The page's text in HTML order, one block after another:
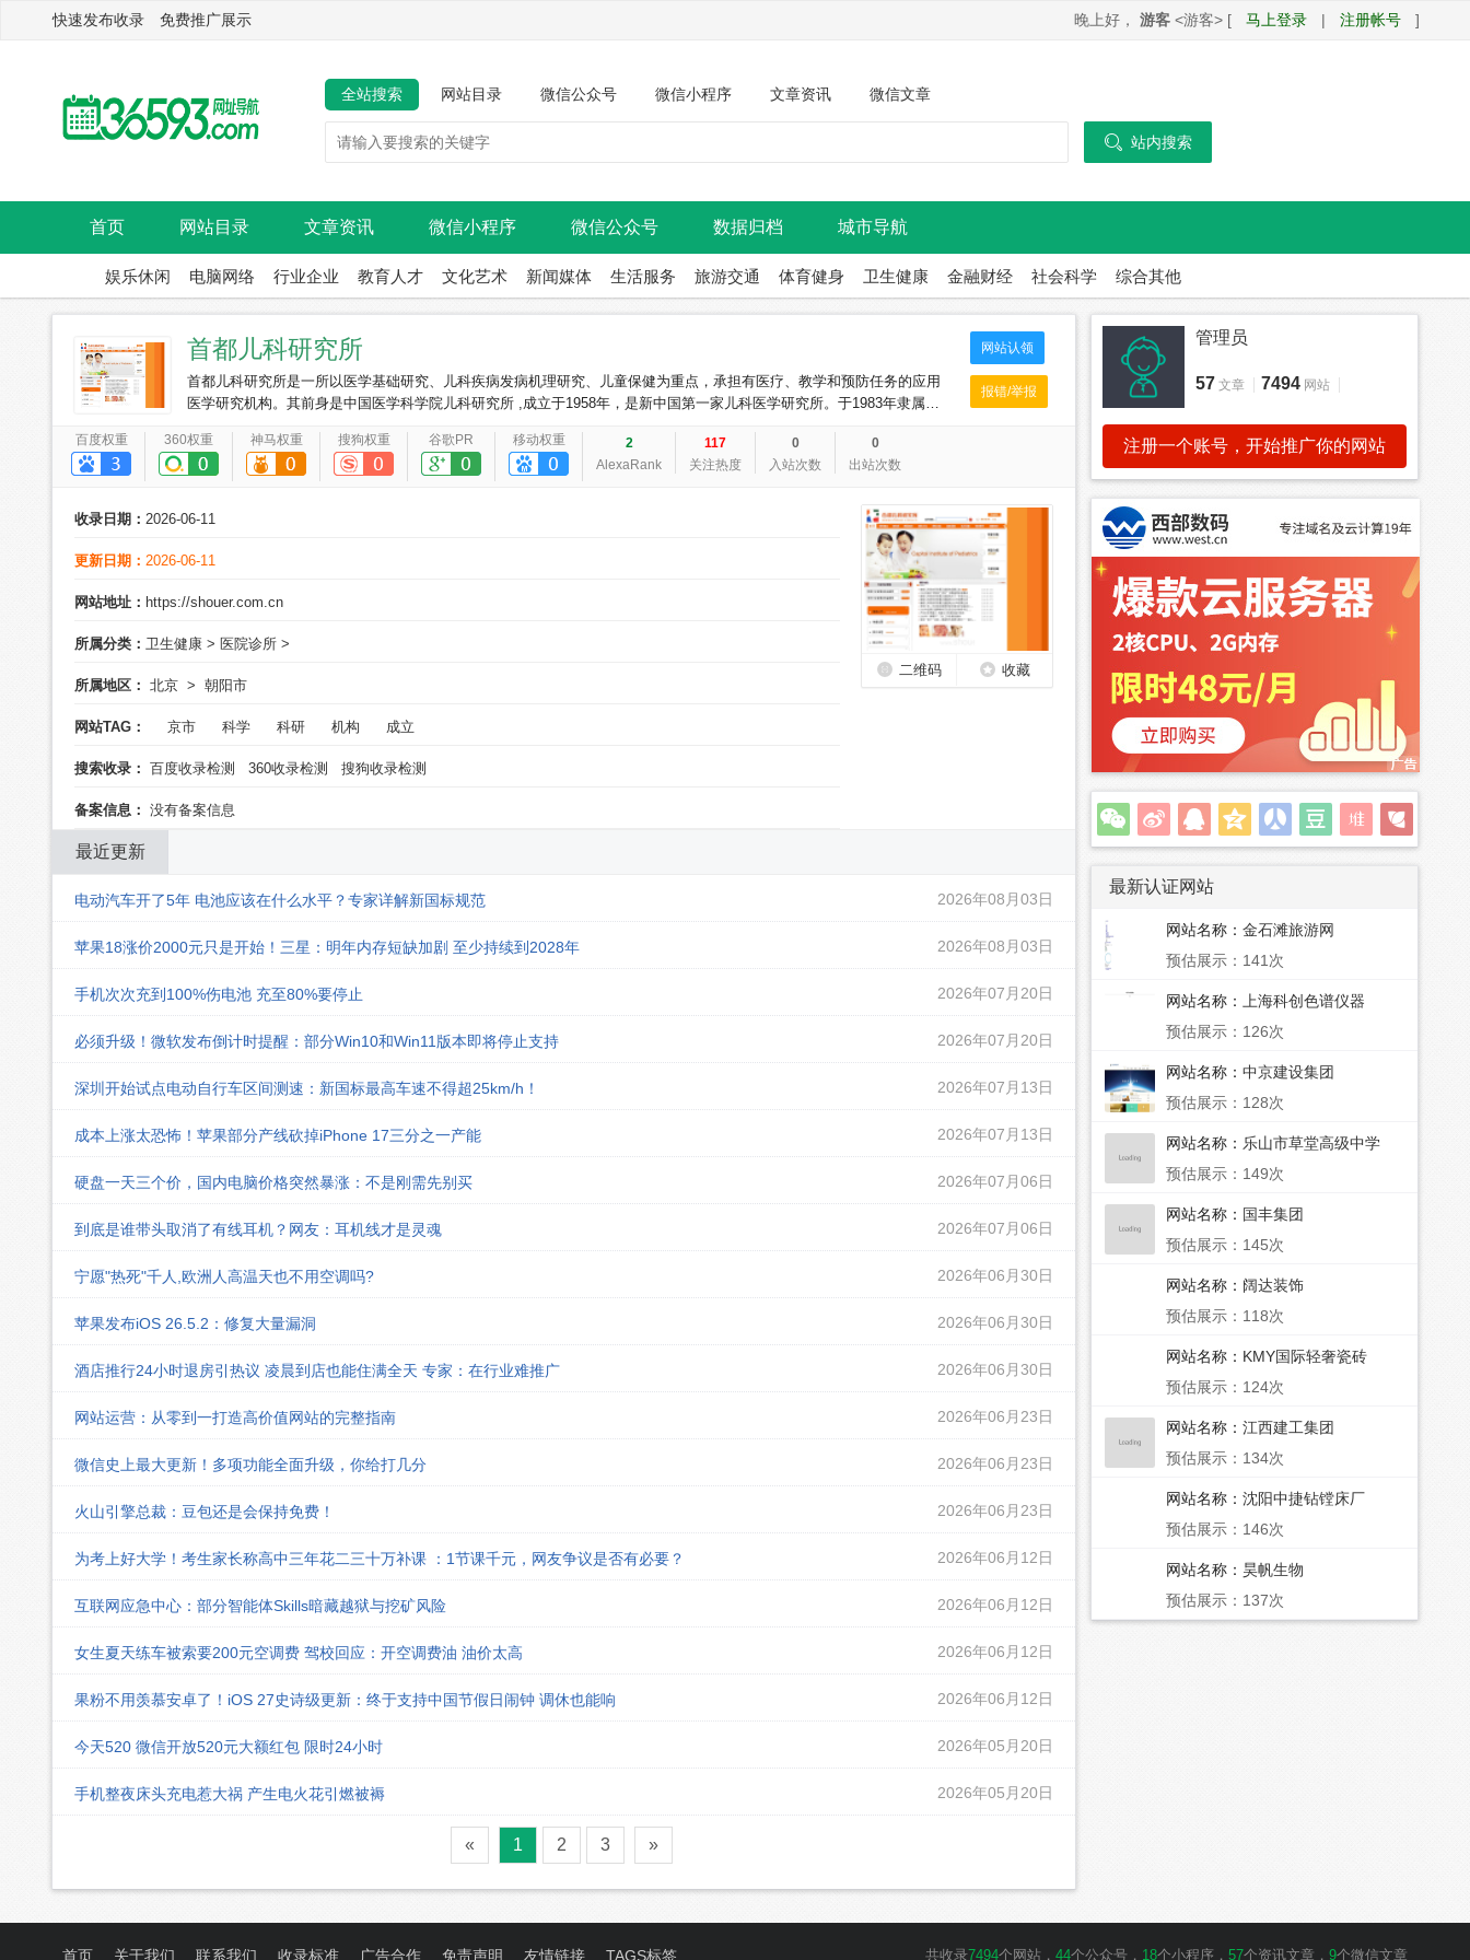
快速发布收录 免费推广展示 晚上好， 游客 <游客> [ 马上登录 | 注册帐号 ]
全站搜索 网站目录 微信公众号 微信小程序 文章资讯 微信文章
 站内搜索
首页 网站目录 文章资讯 微信小程序 微信公众号 数据归档 城市导航
娱乐休闲 电脑网络 行业企业 教育人才 文化艺术 新闻媒体 生活服务 旅游交通 体育健身 卫生健康 金融财经 社会科学 综合其他
首都儿科研究所
首都儿科研究所是一所以医学基础研究、儿科疾病发病机理研究、儿童保健为重点，承担有医疗、教学和预防任务的应用
医学研究机构。其前身是中国医学科学院儿科研究所 ,成立于1958年，是新中国第一家儿科医学研究所。于1983年隶属北
网站认领
报错/举报
百度权重 360权重 神马权重 搜狗权重 谷歌PR 移动权重
2
AlexaRank
117
关注热度
0
入站次数
0
出站次数
收录日期： 2026-06-11
更新日期： 2026-06-11
网站地址： https://shouer.com.cn
所属分类： 卫生健康 > 医院诊所 >
所属地区： 北京 > 朝阳市
网站TAG： 京市 科学 科研 机构 成立
搜索收录： 百度收录检测 360收录检测 搜狗收录检测
备案信息： 没有备案信息
二维码 收藏
最近更新
电动汽车开了5年 电池应该在什么水平？专家详解新国标规范 2026年08月03日
苹果18涨价2000元只是开始！三星：明年内存短缺加剧 至少持续到2028年 2026年08月03日
手机次次充到100%伤电池 充至80%要停止 2026年07月20日
必须升级！微软发布倒计时提醒：部分Win10和Win11版本即将停止支持 2026年07月20日
深圳开始试点电动自行车区间测速：新国标最高车速不得超25km/h！ 2026年07月13日
成本上涨太恐怖！苹果部分产线砍掉iPhone 17三分之一产能 2026年07月13日
硬盘一天三个价，国内电脑价格突然暴涨：不是刚需先别买 2026年07月06日
到底是谁带头取消了有线耳机？网友：耳机线才是灵魂 2026年07月06日
宁愿"热死"千人,欧洲人高温天也不用空调吗? 2026年06月30日
苹果发布iOS 26.5.2：修复大量漏洞 2026年06月30日
酒店推行24小时退房引热议 凌晨到店也能住满全天 专家：在行业难推广 2026年06月30日
网站运营：从零到一打造高价值网站的完整指南 2026年06月23日
微信史上最大更新！多项功能全面升级，你给打几分 2026年06月23日
火山引擎总裁：豆包还是会保持免费！ 2026年06月23日
为考上好大学！考生家长称高中三年花二三十万补课 ：1节课千元，网友争议是否有必要？ 2026年06月12日
互联网应急中心：部分智能体Skills暗藏越狱与挖矿风险 2026年06月12日
女生夏天练车被索要200元空调费 驾校回应：开空调费油 油价太高 2026年06月12日
果粉不用羡慕安卓了！iOS 27史诗级更新：终于支持中国节假日闹钟 调休也能响 2026年06月12日
今天520 微信开放520元大额红包 限时24小时 2026年05月20日
手机整夜床头充电惹大祸 产生电火花引燃被褥 2026年05月20日
« 1 2 3 »
管理员
57 文章 7494 网站
注册一个账号，开始推广你的网站
最新认证网站
网站名称： 金石滩旅游网
预估展示：141次
网站名称：
上海科创色谱仪器
预估展示：126次
网站名称： 中京建设集团
预估展示：128次
网站名称： 乐山市草堂高级中学
预估展示：149次
网站名称： 国丰集团
预估展示：145次
网站名称： 阔达装饰
预估展示：118次
网站名称： KMY国际轻奢瓷砖
预估展示：124次
网站名称： 江西建工集团
预估展示：134次
网站名称： 沈阳中捷钻镗床厂
预估展示：146次
网站名称： 昊帆生物
预估展示：137次
共收录7494个网站， 44个公众号， 18个小程序， 57个资讯文章， 9个微信文章
首页 关于我们 联系我们 收录标准 广告合作 免责声明 友情链接 TAGS标签